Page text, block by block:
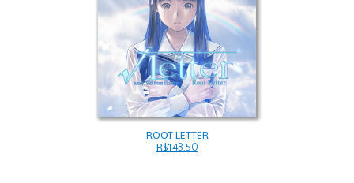
ROOT LETTER
R$143.50